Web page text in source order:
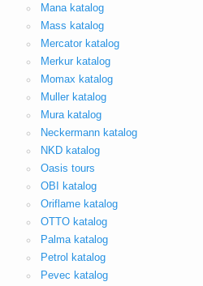
Mana katalog
Mass katalog
Mercator katalog
Merkur katalog
Momax katalog
Muller katalog
Mura katalog
Neckermann katalog
NKD katalog
Oasis tours
OBI katalog
Oriflame katalog
OTTO katalog
Palma katalog
Petrol katalog
Pevec katalog